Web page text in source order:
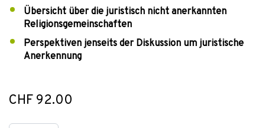
Übersicht über die juristisch nicht anerkannten
Religionsgemeinschaften
Perspektiven jenseits der Diskussion um juristische
Anerkennung
CHF 92.00